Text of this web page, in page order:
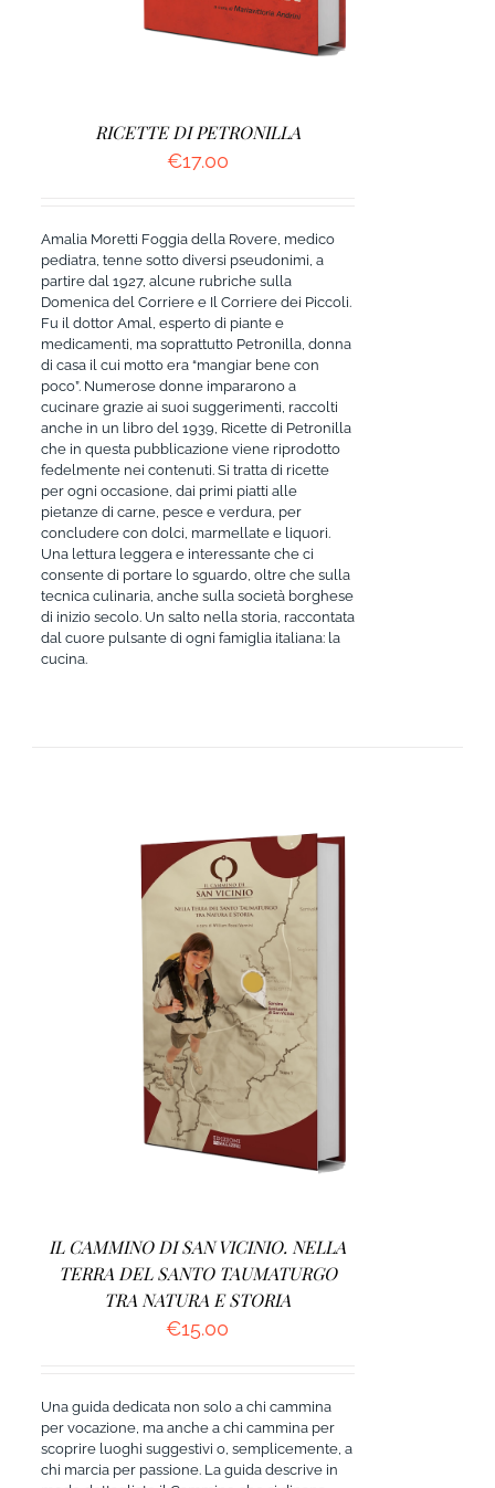
RICETTE DI PETRONILLA
€17.00
Amalia Moretti Foggia della Rovere, medico
pediatra, tenne sotto diversi pseudonimi, a
partire dal 1927, alcune rubriche sulla
Domenica del Corriere e Il Corriere dei Piccoli.
Fu il dottor Amal, esperto di piante e
medicamenti, ma soprattutto Petronilla, donna
di casa il cui motto era “mangiar bene con
poco”. Numerose donne impararono a
cucinare grazie ai suoi suggerimenti, raccolti
anche in un libro del 1939, Ricette di Petronilla
che in questa pubblicazione viene riprodotto
fedelmente nei contenuti. Si tratta di ricette
per ogni occasione, dai primi piatti alle
pietanze di carne, pesce e verdura, per
concludere con dolci, marmellate e liquori.
Una lettura leggera e interessante che ci
consente di portare lo sguardo, oltre che sulla
tecnica culinaria, anche sulla società borghese
di inizio secolo. Un salto nella storia, raccontata
dal cuore pulsante di ogni famiglia italiana: la
cucina.
AGGIUNGI AL CARRELLO /
IL CAMMINO DI SAN VICINIO. NELLA
TERRA DEL SANTO TAUMATURGO
TRA NATURA E STORIA
€15.00
Una guida dedicata non solo a chi cammina
per vocazione, ma anche a chi cammina per
scoprire luoghi suggestivi o, semplicemente, a
chi marcia per passione. La guida descrive in